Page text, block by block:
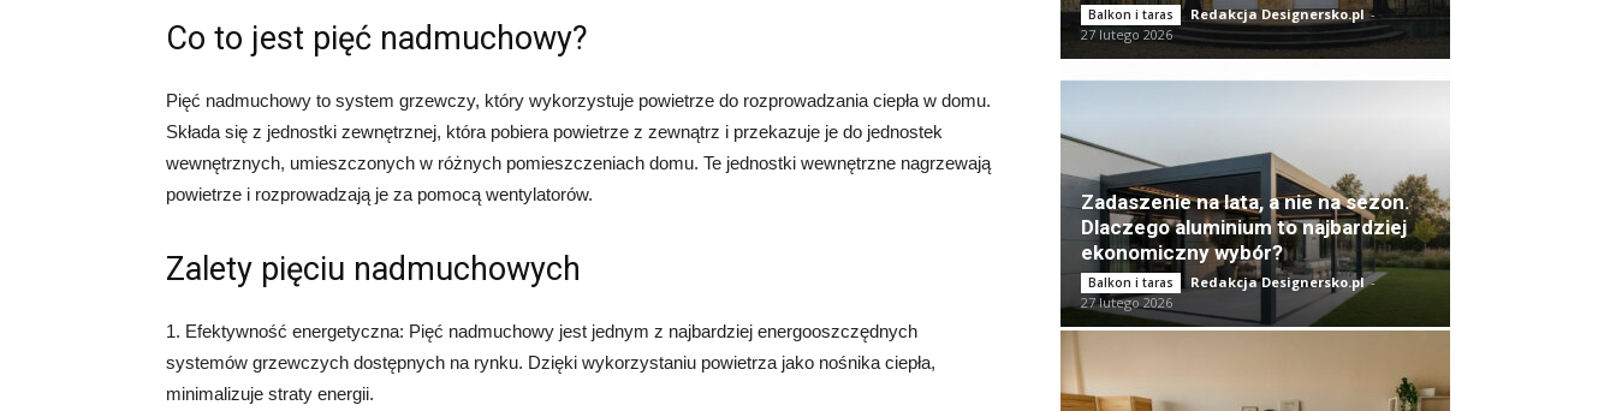
Co to jest pięć nadmuchowy?
Pięć nadmuchowy to system grzewczy, który wykorzystuje powietrze do rozprowadzania ciepła w domu.
Składa się z jednostki zewnętrznej, która pobiera powietrze z zewnątrz i przekazuje je do jednostek
wewnętrznych, umieszczonych w różnych pomieszczeniach domu. Te jednostki wewnętrzne nagrzewają
powietrze i rozprowadzają je za pomocą wentylatorów.
Zalety pięciu nadmuchowych
1. Efektywność energetyczna: Pięć nadmuchowy jest jednym z najbardziej energooszczędnych
systemów grzewczych dostępnych na rynku. Dzięki wykorzystaniu powietrza jako nośnika ciepła,
minimalizuje straty energii.
Balkon i taras Redakcja Designersko.pl -
27 lutego 2026
Zadaszenie na lata, a nie na sezon.
Dlaczego aluminium to najbardziej
ekonomiczny wybór?
Balkon i taras Redakcja Designersko.pl -
27 lutego 2026